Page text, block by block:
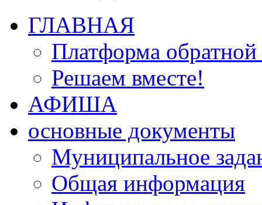
ГЛАВНАЯ
Платформа обратной
Решаем вместе!
АФИША
основные документы
Муниципальное
Общая информация